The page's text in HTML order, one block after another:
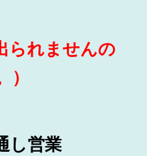
られませんの
し営業